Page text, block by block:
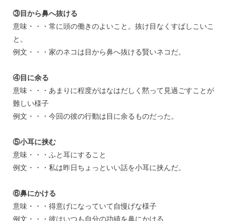
③目から鼻へ抜ける
意味・・・常に頭の働きのよいこと。抜け目なくすばしこいこ
と。
例文・・・家のネコは目から鼻へ抜ける賢いネコだ。
④目に余る
意味・・・あまりに程度がはなはだしく黙って見過ごすことが
難しい様子
例文・・・今回の彼の行動は目に余るものだった。
⑤小耳に挟む
意味・・・ふと耳にすること
例文・・・私は昨日ちょっといい話を小耳に挟んだ。
⑥鼻にかける
意味・・・得意げになっていて自慢げな様子
例文・・・彼はいつも自分の功績を鼻にかける